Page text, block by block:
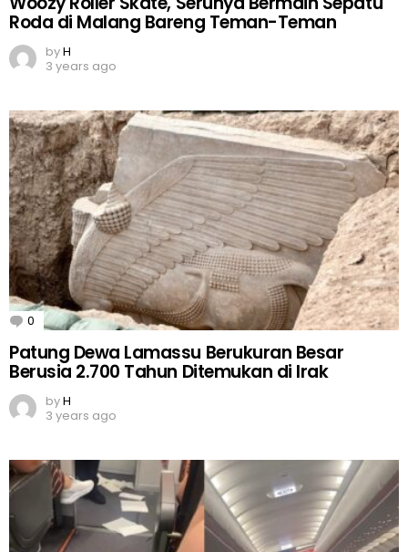
Roda di Malang Bareng Teman-Teman
byH
3 years ago
0 Comments
Patung Dewa Lamassu Berukuran Besar
Berusia 2.700 Tahun Ditemukan di Irak
byH
3 years ago